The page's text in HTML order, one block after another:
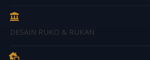
DESAIN RUKO & RUKAN